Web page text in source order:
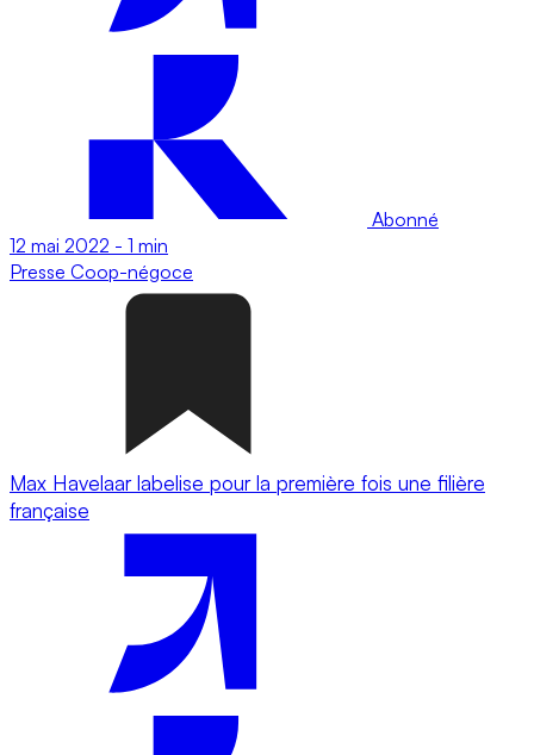
Abonné
12 mai 2022 - 1 min
Presse Coop-négoce
Max Havelaar labelise pour la première fois une filière
française